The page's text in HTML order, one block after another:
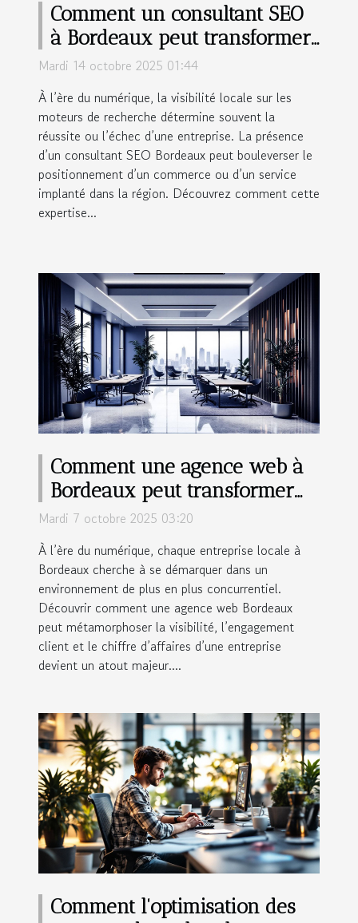
Comment un consultant SEO
à Bordeaux peut transformer
votre entreprise locale
Mardi 14 octobre 2025 01:44
À l’ère du numérique, la visibilité locale sur les
moteurs de recherche détermine souvent la
réussite ou l’échec d’une entreprise. La présence
d’un consultant SEO Bordeaux peut bouleverser le
positionnement d’un commerce ou d’un service
implanté dans la région. Découvrez comment cette
expertise...
Comment une agence web à
Bordeaux peut transformer
votre entreprise locale
Mardi 7 octobre 2025 03:20
À l’ère du numérique, chaque entreprise locale à
Bordeaux cherche à se démarquer dans un
environnement de plus en plus concurrentiel.
Découvrir comment une agence web Bordeaux
peut métamorphoser la visibilité, l’engagement
client et le chiffre d’affaires d’une entreprise
devient un atout majeur....
Comment l'optimisation des